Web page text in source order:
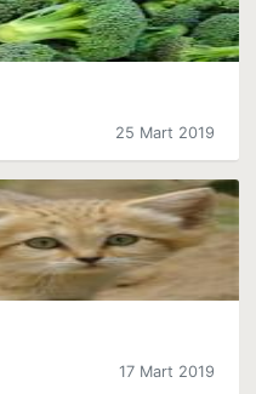
25 Mart 2019
17 Mart 2019